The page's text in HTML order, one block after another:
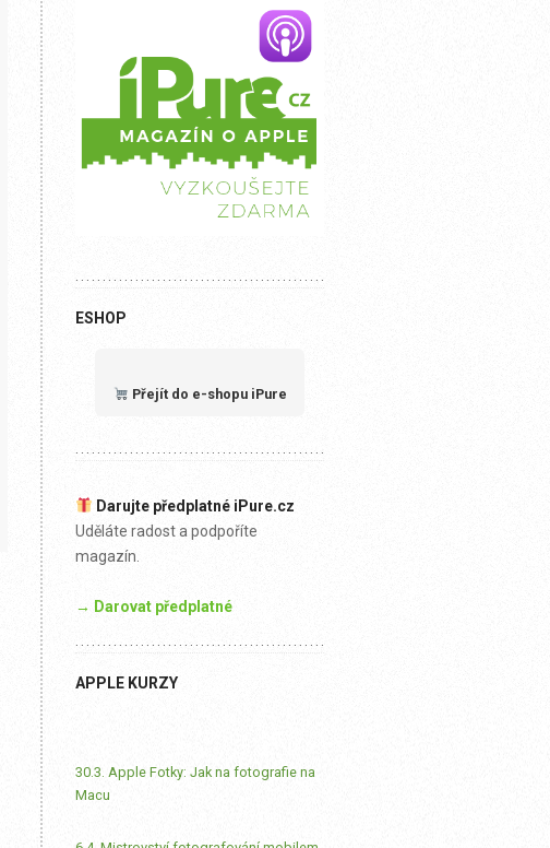
ESHOP
Přejít do e-shopu iPure
Darujte předplatné iPure.cz
Uděláte radost a podpoříte
magazín.
→ Darovat předplatné
APPLE KURZY
30.3. Apple Fotky: Jak na fotografie na
Macu